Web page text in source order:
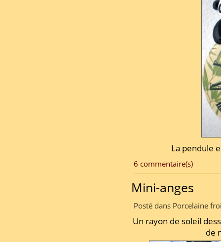
La pendule
6 commentaire(s)
Mini-anges
Posté dans Porcelaine
Un rayon de soleil
de